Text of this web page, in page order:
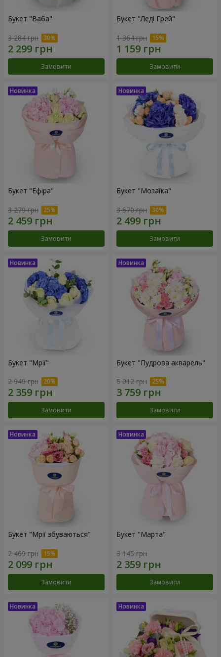
Букет "Ваба"
3 284 грн
Замовити
Букет "Леді Грей"
1 364 грн
Замовити
Букет "Ефіра"
3 279 грн
Замовити
Букет "Мозаїка"
3 570 грн
Замовити
Букет "Мрії"
2 949 грн
Замовити
Букет "Пудрова акварель"
5 012 грн
Замовити
Букет "Мрії збуваються"
2 469 грн
Замовити
Букет "Марта"
3 145 грн
Замовити